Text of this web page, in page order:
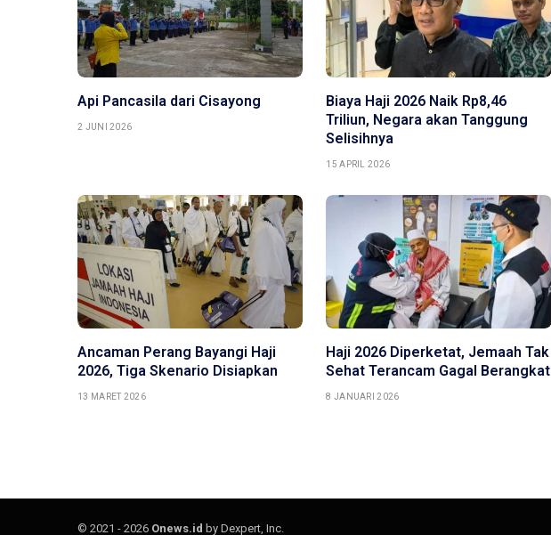
Api Pancasila dari Cisayong
2 JUNI 2026
Biaya Haji 2026 Naik Rp8,46
Triliun, Negara akan Tanggung
Selisihnya
15 APRIL 2026
Ancaman Perang Bayangi Haji
2026, Tiga Skenario Disiapkan
13 MARET 2026
Haji 2026 Diperketat, Jemaah Tak
Sehat Terancam Gagal Berangkat
8 JANUARI 2026
© 2021 - 2026 Onews.id by Dexpert, Inc.